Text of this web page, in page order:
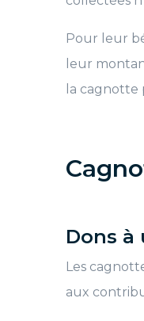
Pour leur
leur
la cagnotte
Dons à
Les
aux